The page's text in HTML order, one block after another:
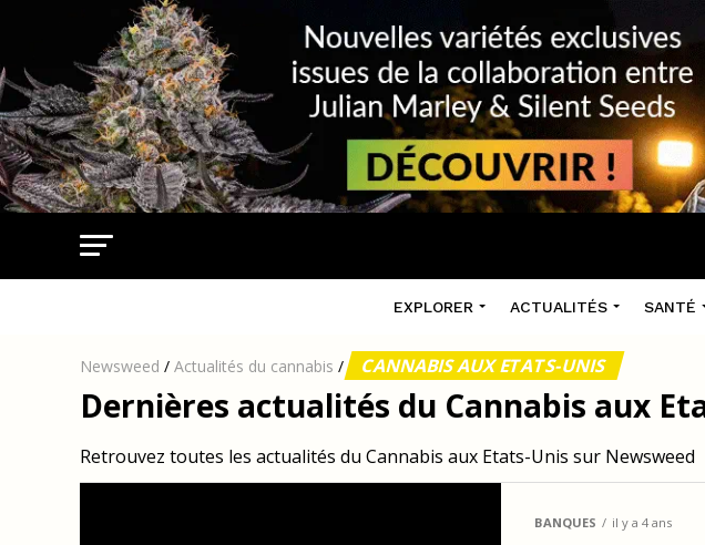
EXPLORER ACTUALITÉS SANTÉ
Newsweed / Actualités du cannabis / CANNABIS AUX ETATS-UNIS
Dernières actualités du Cannabis aux
Retrouvez toutes les actualités du Cannabis aux Etats-Unis sur Newsweed
BANQUES il y a 4 ans